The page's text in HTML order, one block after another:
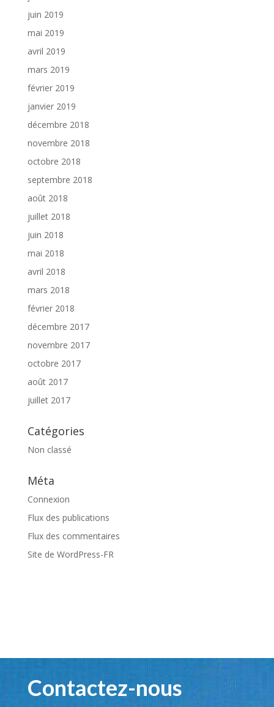
juin 2019
mai 2019
avril 2019
mars 2019
février 2019
janvier 2019
décembre 2018
novembre 2018
octobre 2018
septembre 2018
août 2018
juillet 2018
juin 2018
mai 2018
avril 2018
mars 2018
février 2018
décembre 2017
novembre 2017
octobre 2017
août 2017
juillet 2017
Catégories
Non classé
Méta
Connexion
Flux des publications
Flux des commentaires
Site de WordPress-FR
Contactez-nous